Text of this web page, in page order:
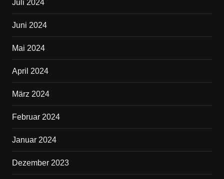
Juli 2024
Juni 2024
Mai 2024
April 2024
März 2024
Februar 2024
Januar 2024
Dezember 2023